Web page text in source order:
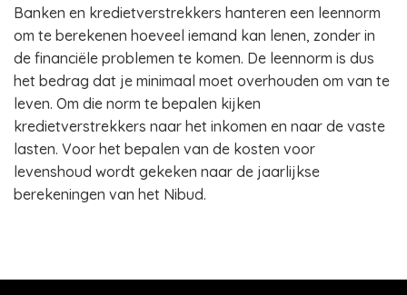
Banken en kredietverstrekkers hanteren een leennorm
om te berekenen hoeveel iemand kan lenen, zonder in
de financiële problemen te komen. De leennorm is dus
het bedrag dat je minimaal moet overhouden om van te
leven. Om die norm te bepalen kijken
kredietverstrekkers naar het inkomen en naar de vaste
lasten. Voor het bepalen van de kosten voor
levenshoud wordt gekeken naar de jaarlijkse
berekeningen van het Nibud.